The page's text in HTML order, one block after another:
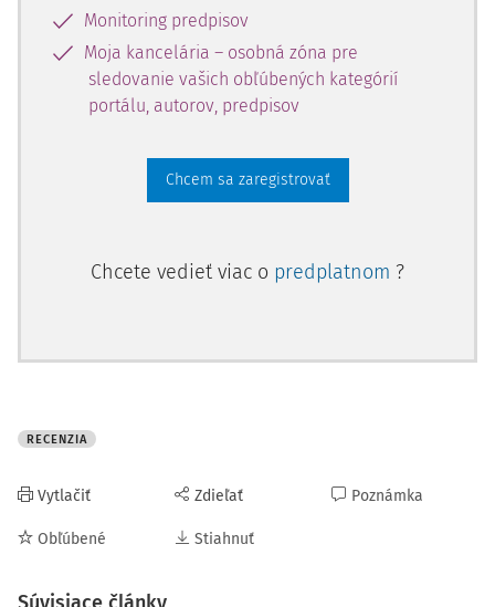
Monitoring predpisov
Moja kancelária – osobná zóna pre
sledovanie vašich obľúbených kategórií
portálu, autorov, predpisov
Chcem sa zaregistrovať
Chcete vedieť viac o predplatnom ?
RECENZIA
Vytlačiť
Obľúbené
Zdieľať
Stiahnuť
Poznámka